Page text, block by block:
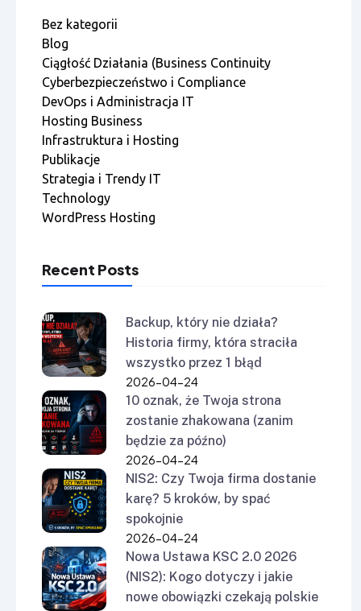
Bez kategorii
Blog
Ciągłość Działania (Business Continuity
Cyberbezpieczeństwo i Compliance
DevOps i Administracja IT
Hosting Business
Infrastruktura i Hosting
Publikacje
Strategia i Trendy IT
Technology
WordPress Hosting
Recent Posts
Backup, który nie działa?
Historia firmy, która straciła
wszystko przez 1 błąd
2026-04-24
10 oznak, że Twoja strona
zostanie zhakowana (zanim
będzie za późno)
2026-04-24
NIS2: Czy Twoja firma dostanie
karę? 5 kroków, by spać
spokojnie
2026-04-24
Nowa Ustawa KSC 2.0 2026
(NIS2): Kogo dotyczy i jakie
nowe obowiązki czekają polskie